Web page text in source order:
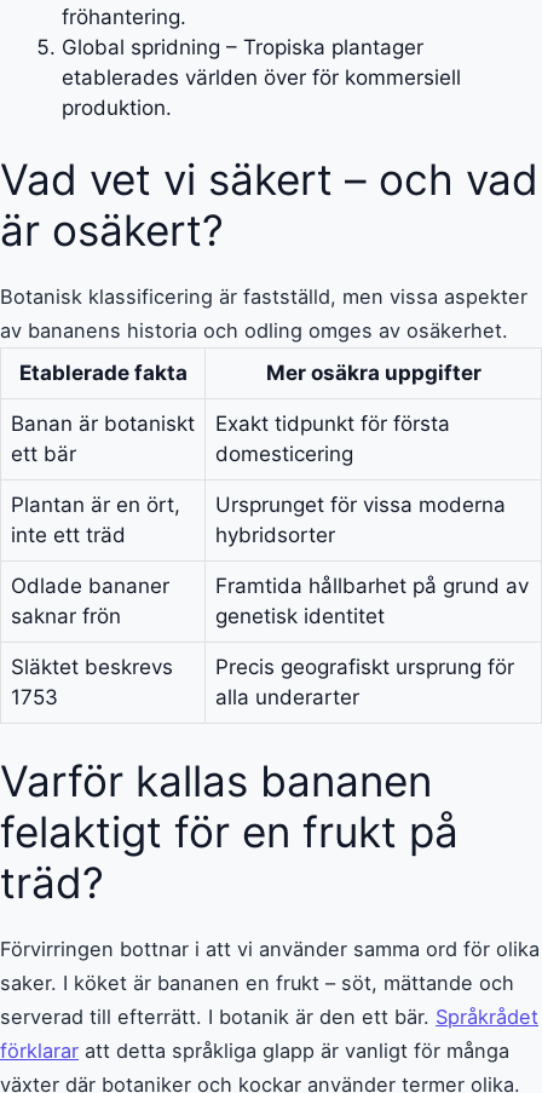
fröhantering.
Global spridning – Tropiska plantager
etablerades världen över för kommersiell
produktion.
Vad vet vi säkert – och vad
är osäkert?
Botanisk klassificering är fastställd, men vissa aspekter
av bananens historia och odling omges av osäkerhet.
Etablerade fakta
Mer osäkra uppgifter
Banan är botaniskt
ett bär
Exakt tidpunkt för första
domesticering
Plantan är en ört,
inte ett träd
Ursprunget för vissa moderna
hybridsorter
Odlade bananer
saknar frön
Framtida hållbarhet på grund av
genetisk identitet
Släktet beskrevs
1753
Precis geografiskt ursprung för
alla underarter
Varför kallas bananen
felaktigt för en frukt på
träd?
Förvirringen bottnar i att vi använder samma ord för olika
saker. I köket är bananen en frukt – söt, mättande och
serverad till efterrätt. I botanik är den ett bär. Språkrådet
förklarar att detta språkliga glapp är vanligt för många
växter där botaniker och kockar använder termer olika.